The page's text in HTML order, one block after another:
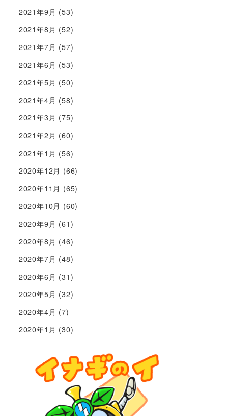
2021年9月 (53)
2021年8月 (52)
2021年7月 (57)
2021年6月 (53)
2021年5月 (50)
2021年4月 (58)
2021年3月 (75)
2021年2月 (60)
2021年1月 (56)
2020年12月 (66)
2020年11月 (65)
2020年10月 (60)
2020年9月 (61)
2020年8月 (46)
2020年7月 (48)
2020年6月 (31)
2020年5月 (32)
2020年4月 (7)
2020年1月 (30)